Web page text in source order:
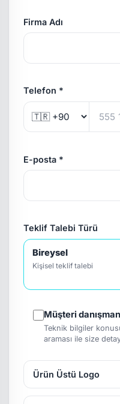
Firma Adı
Telefon *
E-posta *
Teklif Talebi Türü
Bireysel
Kişisel teklif talebi
Müşteri
Teknik bilgiler
araması ile size
Ürün Üstü Logo